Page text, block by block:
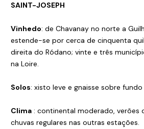
SAINT-JOSEPH
Vinhedo: de Chavanay no norte a
estende-se por cerca de cinquenta
direita do Ródano; vinte e três
na Loire.
Solos: xisto leve e gnaisse sobre
Clima : continental moderado, verões
chuvas regulares nas outras estações.